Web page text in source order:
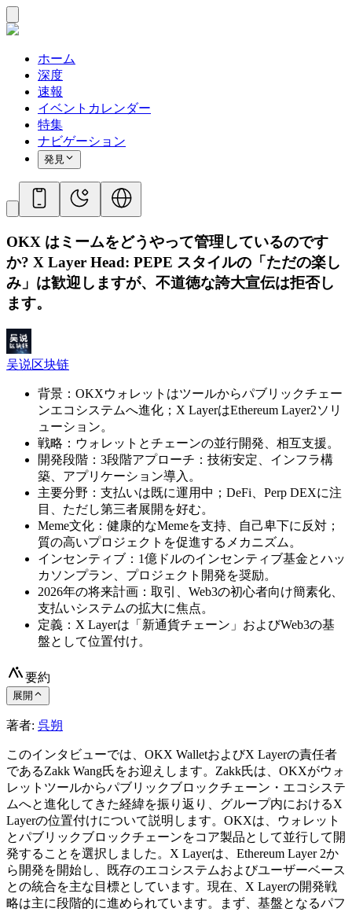
ホーム
深度
速報
イベントカレンダー
特集
ナビゲーション
発見
OKX はミームをどうやって管理しているのです
か? X Layer Head: PEPE スタイルの「ただの楽し
み」は歓迎しますが、不道徳な誇大宣伝は拒否し
ます。
吴说区块链
背景：OKXウォレットはツールからパブリックチェー
ンエコシステムへ進化；X LayerはEthereum Layer2ソリ
ューション。
戦略：ウォレットとチェーンの並行開発、相互支援。
開発段階：3段階アプローチ：技術安定、インフラ構
築、アプリケーション導入。
主要分野：支払いは既に運用中；DeFi、Perp DEXに注
目、ただし第三者展開を好む。
Meme文化：健康的なMemeを支持、自己卑下に反対；
質の高いプロジェクトを促進するメカニズム。
インセンティブ：1億ドルのインセンティブ基金とハッ
カソンプラン、プロジェクト開発を奨励。
2026年の将来計画：取引、Web3の初心者向け簡素化、
支払いシステムの拡大に焦点。
定義：X Layerは「新通貨チェーン」およびWeb3の基
盤として位置付け。
要約
展開
著者: 呉朔
このインタビューでは、OKX WalletおよびX Layerの責任者
であるZakk Wang氏をお迎えします。Zakk氏は、OKXがウォ
レットツールからパブリックブロックチェーン・エコシステ
ムへと進化してきた経緯を振り返り、グループ内におけるX
Layerの位置付けについて説明します。OKXは、ウォレット
とパブリックブロックチェーンをコア製品として並行して開
発することを選択しました。X Layerは、Ethereum Layer 2か
ら開発を開始し、既存のエコシステムおよびユーザーベース
との統合を主な目標としています。現在、X Layerの開発戦
略は主に段階的に進められています。まず、基盤となるパフ